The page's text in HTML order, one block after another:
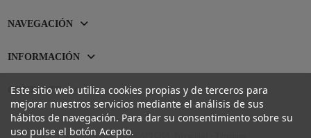
NAVEGACIÓN
INFORMACIÓN
CONTACTO
Este sitio web utiliza cookies propias y de terceros para
mejorar nuestros servicios mediante el análisis de sus
hábitos de navegación. Para dar su consentimiento sobre su
uso pulse el botón Acepto.
Sitio protegido por reCAPTCHA.